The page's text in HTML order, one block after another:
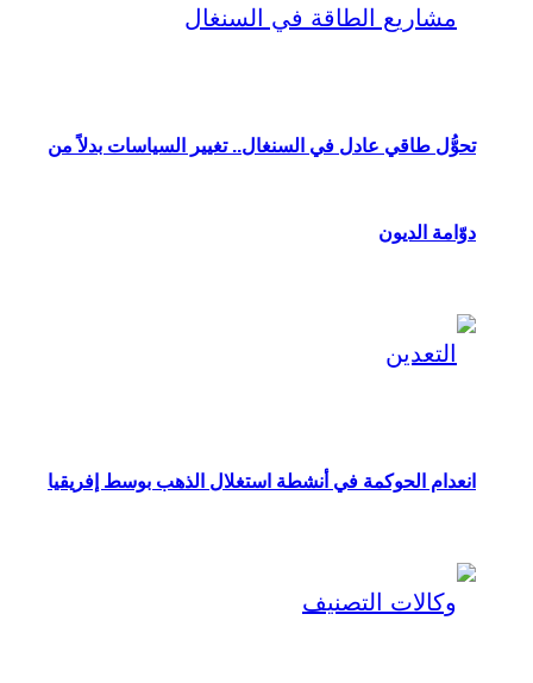
تحوُّل طاقي عادل في السنغال.. تغيير السياسات بدلاً من
دوّامة الديون
انعدام الحوكمة في أنشطة استغلال الذهب بوسط إفريقيا